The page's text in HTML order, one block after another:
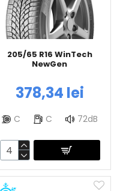
205/65 R16 WinTech
NewGen
378,34 lei
C C 72dB